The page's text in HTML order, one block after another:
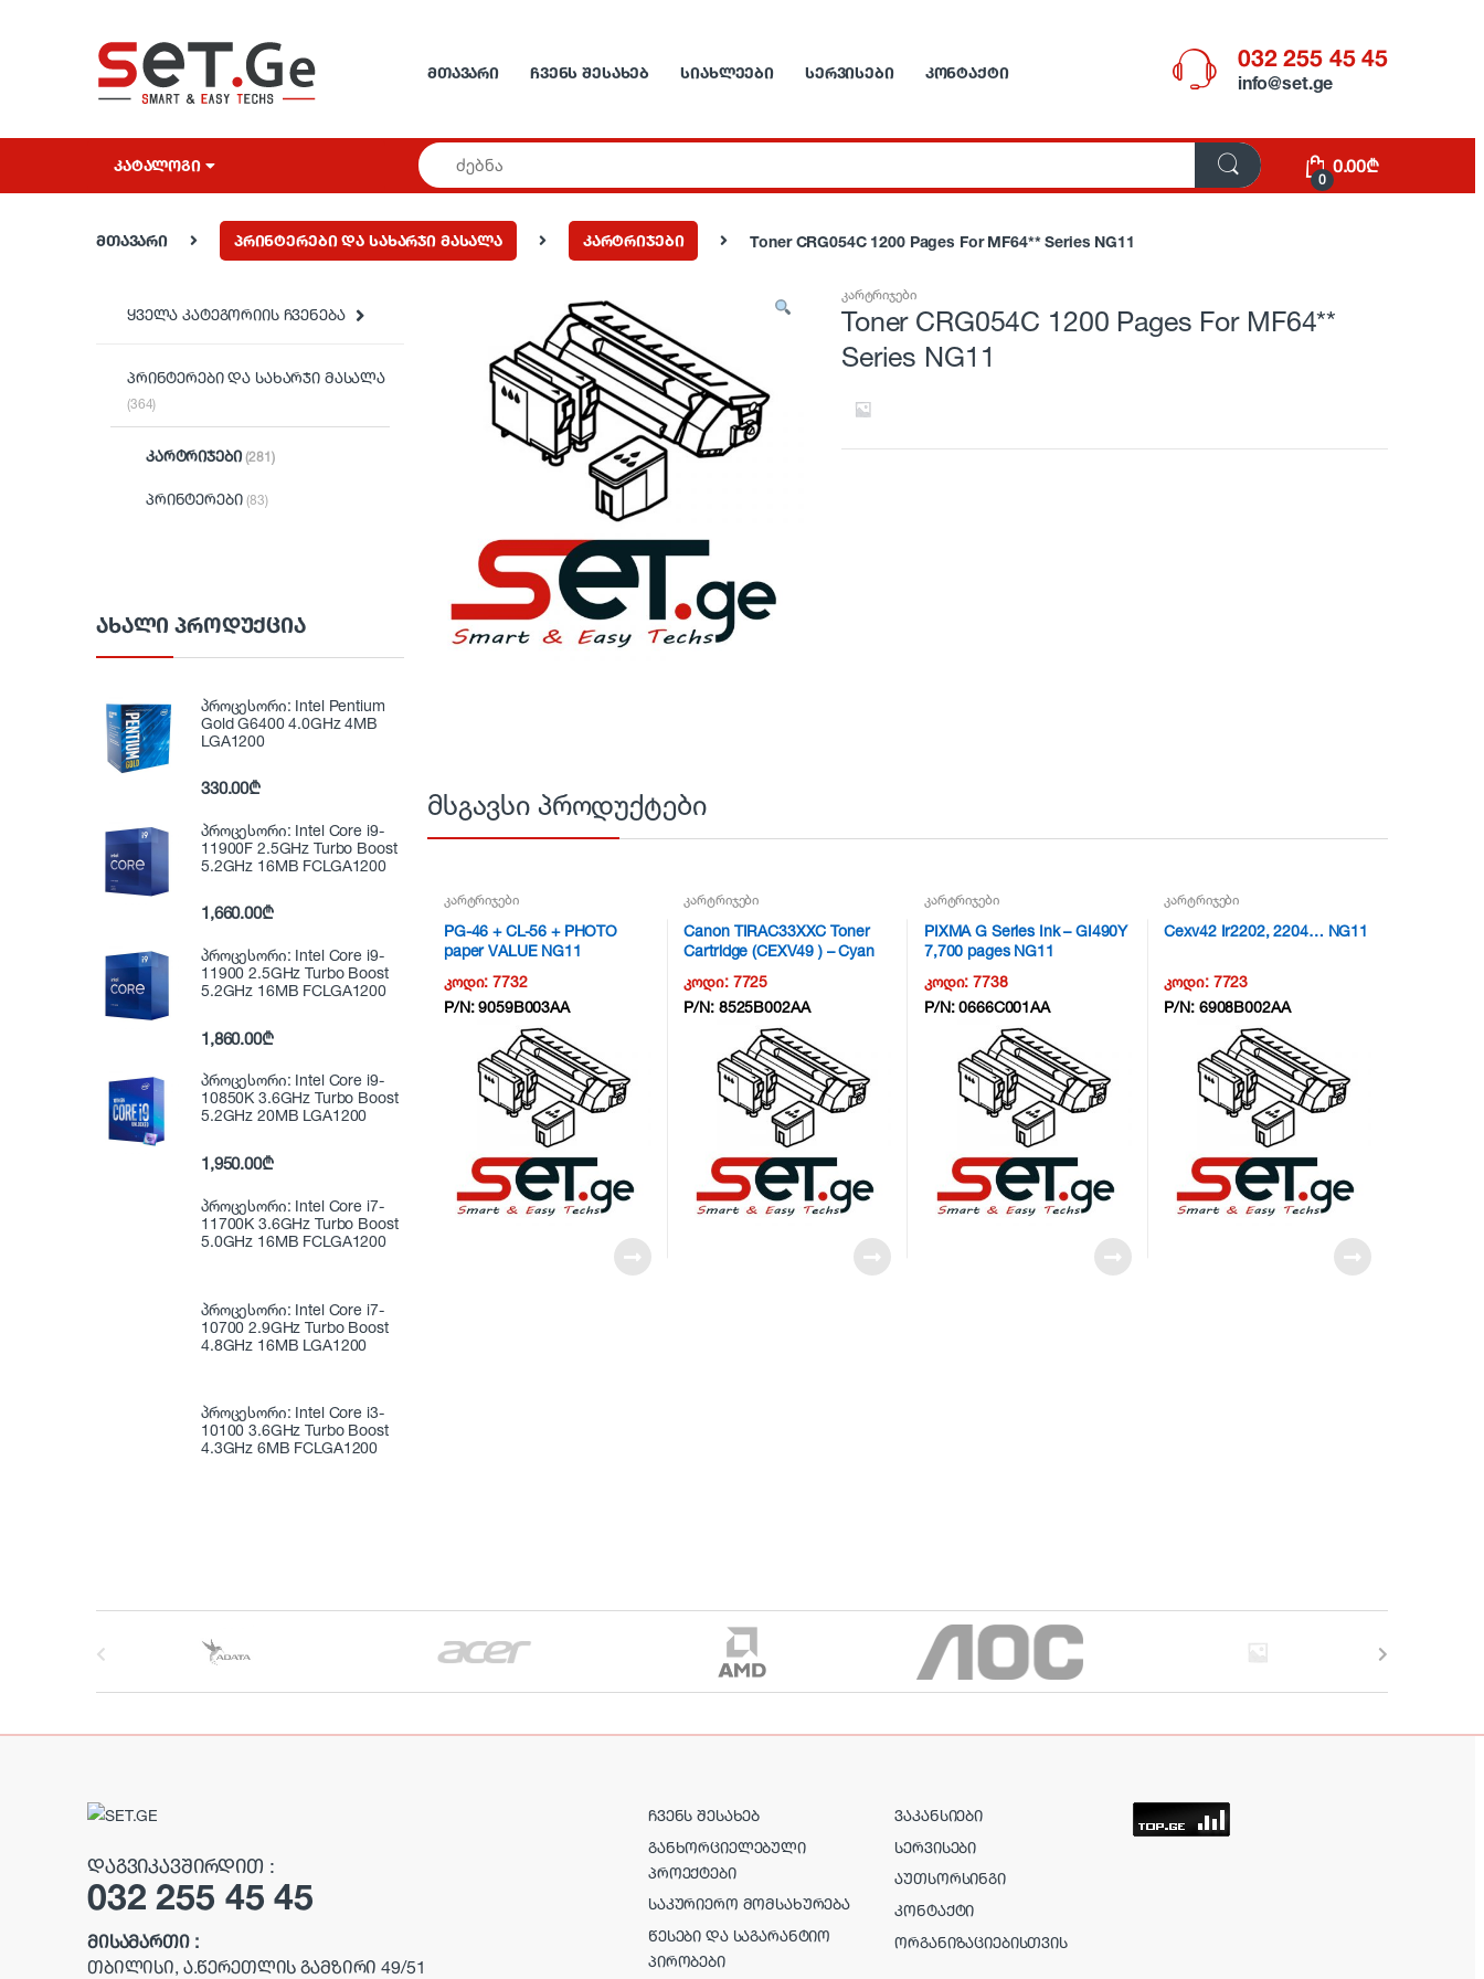
ᲛᲗᲐᲕᲐᲠᲘ ᲩᲕᲔᲜᲡ ᲨᲔᲡᲐᲮᲔᲑ ᲡᲘᲐᲮᲚᲔᲔᲑᲘ ᲡᲔᲠᲕᲘᲡᲔᲑᲘ ᲙᲝᲜᲢᲐᲥᲢᲘ
032 255 45 45
info@set.ge
ᲙᲐᲢᲐᲚᲝᲒᲘ
0
0.00₾
მთავარი პრინტერები და სახარჯი მასალა კარტრიჯები Toner CRG054C 1200 Pages For MF64** Series NG11
კარტრიჯები
Toner CRG054C 1200 Pages For MF64**
Series NG11
მსგავსი პროდუქტები
კარტრიჯები
PG-46 + CL-56 + PHOTO
paper VALUE NG11
კოდი:7732
P/N:9059B003AA
კარტრიჯები
Canon TIRAC33XXC Toner
Cartridge (CEXV49 ) – Cyan
კოდი: 7725
P/N: 8525B002AA
კარტრიჯები
PIXMA G Series Ink – GI490Y
7,700 pages NG11
კოდი:7738
P/N:0666C001AA
კარტრიჯები
Cexv42 Ir2202, 2204… NG11
კოდი: 7723
P/N: 6908B002AA
ყველა კატეგორიის ჩვენება
პრინტერები და სახარჯი მასალა
(364)
კარტრიჯები(281)
პრინტერები(83)
ᲐᲮᲐᲚᲘ ᲞᲠᲝᲓᲣᲥᲪᲘᲐ
პროცესორი: Intel Pentium
Gold G6400 4.0GHz 4MB
LGA1200
330.00₾
პროცესორი: Intel Core i9-
11900F 2.5GHz Turbo Boost
5.2GHz 16MB FCLGA1200
1,660.00₾
პროცესორი: Intel Core i9-
11900 2.5GHz Turbo Boost
5.2GHz 16MB FCLGA1200
1,860.00₾
პროცესორი: Intel Core i9-
10850K 3.6GHz Turbo Boost
5.2GHz 20MB LGA1200
1,950.00₾
პროცესორი: Intel Core i7-
11700K 3.6GHz Turbo Boost
5.0GHz 16MB FCLGA1200
პროცესორი: Intel Core i7-
10700 2.9GHz Turbo Boost
4.8GHz 16MB LGA1200
პროცესორი: Intel Core i3-
10100 3.6GHz Turbo Boost
4.3GHz 6MB FCLGA1200
ᲓᲐᲒᲕᲘᲙᲐᲕᲨᲘᲠᲓᲘᲗ :
032 255 45 45
ᲛᲘᲡᲐᲛᲐᲠᲗᲘ :
ᲗᲑᲘᲚᲘᲡᲘ, Ა.ᲬᲔᲠᲔᲗᲚᲘᲡ ᲒᲐᲛᲖᲘᲠᲘ 49/51
ᲩᲕᲔᲜᲡ ᲨᲔᲡᲐᲮᲔᲑ
ᲒᲐᲜᲮᲝᲠᲪᲘᲔᲚᲔᲑᲣᲚᲘ
ᲞᲠᲝᲔᲥᲢᲔᲑᲘ
ᲡᲐᲙᲣᲠᲘᲔᲠᲝ ᲛᲝᲛᲡᲐᲮᲣᲠᲔᲑᲐ
ᲬᲔᲡᲔᲑᲘ ᲓᲐ ᲡᲐᲒᲐᲠᲐᲜᲢᲘᲝ
ᲞᲘᲠᲝᲑᲔᲑᲘ
ᲕᲐᲙᲐᲜᲡᲘᲔᲑᲘ
ᲡᲔᲠᲕᲘᲡᲔᲑᲘ
ᲐᲣᲗᲡᲝᲠᲡᲘᲜᲒᲘ
ᲙᲝᲜᲢᲐᲥᲢᲘ
ᲝᲠᲒᲐᲜᲘᲖᲐᲪᲘᲔᲑᲘᲡᲗᲕᲘᲡ